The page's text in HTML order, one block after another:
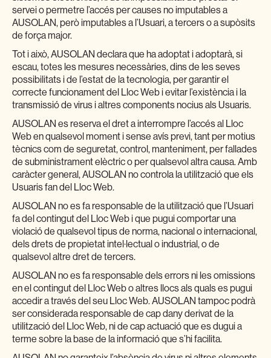
servei o permetre l’accés per causes no imputables a
AUSOLAN, però imputables a l’Usuari, a tercers o a supòsits
de força major.
Tot i això, AUSOLAN declara que ha adoptat i adoptarà, si
escau, totes les mesures necessàries, dins de les seves
possibilitats i de l’estat de la tecnologia, per garantir el
correcte funcionament del Lloc Web i evitar l’existència i la
transmissió de virus i altres components nocius als Usuaris.
AUSOLAN es reserva el dret a interrompre l’accés al Lloc
Web en qualsevol moment i sense avís previ, tant per motius
tècnics com de seguretat, control, manteniment, per fallades
de subministrament elèctric o per qualsevol altra causa. Amb
caràcter general, AUSOLAN no controla la utilització que els
Usuaris fan del Lloc Web.
AUSOLAN no es fa responsable de la utilització que l’Usuari
fa del contingut del Lloc Web i que pugui comportar una
violació de qualsevol tipus de norma, nacional o internacional,
dels drets de propietat intel·lectual o industrial, o de
qualsevol altre dret de tercers.
AUSOLAN no es fa responsable dels errors ni les omissions
en el contingut del Lloc Web o altres llocs als quals es pugui
accedir a través del seu Lloc Web. AUSOLAN tampoc podrà
ser considerada responsable de cap dany derivat de la
utilització del Lloc Web, ni de cap actuació que es dugui a
terme sobre la base de la informació que s’hi facilita.